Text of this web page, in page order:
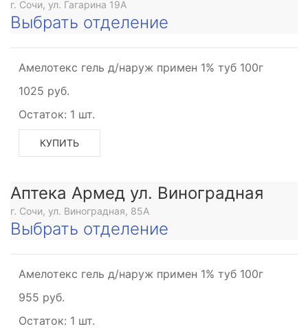
г. Сочи, ул. Гагарина 19А
Выбрать отделение
Амелотекс гель д/наруж примен 1% туб 100г
1025 руб.
Остаток: 1 шт.
КУПИТЬ
Аптека Армед ул. Виноградная
г. Сочи, ул. Виноградная, 85А
Выбрать отделение
Амелотекс гель д/наруж примен 1% туб 100г
955 руб.
Остаток: 1 шт.